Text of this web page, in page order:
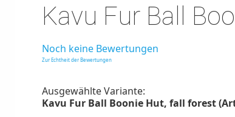
Kavu Fur Ball
Noch keine Bewertungen
Zur Echtheit der Bewertungen
Ausgewählte Variante:
Kavu Fur Ball Boonie Hut, fall forest